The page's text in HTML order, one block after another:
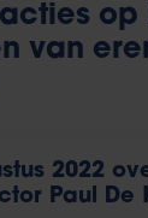
op
van
2022
Paul De